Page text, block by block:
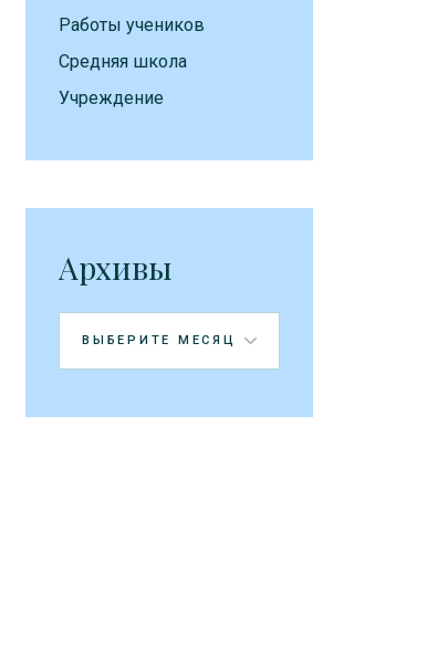
Работы учеников
Средняя школа
Учреждение
Архивы
Архивы